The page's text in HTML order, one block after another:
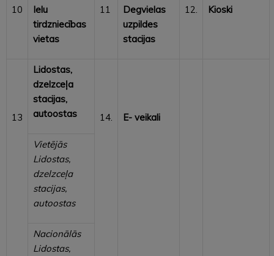
10
Ielu
tirdzniecības
vietas
11
Degvielas
uzpildes
stacijas
12. Kioski
13
Lidostas,
dzelzceļa
stacijas,
autoostas
14. E- veikali
Vietējās
Lidostas,
dzelzceļa
stacijas,
autoostas
Nacionālās
Lidostas,